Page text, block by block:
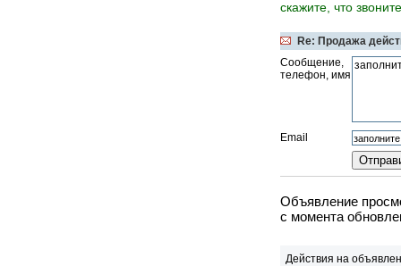
скажите, что
Re: Продажа
Сообщение,
телефон, имя
Email
Объявление
c момента
Действия на